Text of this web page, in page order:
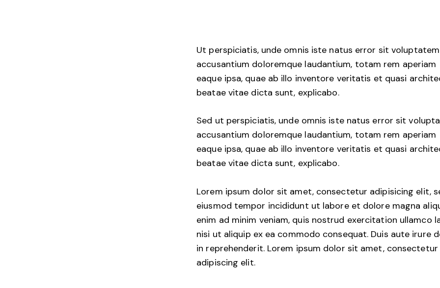
Ut perspiciatis, unde omnis iste natus error sit voluptatem
accusantium doloremque laudantium, totam rem aperiam
eaque ipsa, quae ab illo inventore veritatis et quasi
beatae vitae dicta sunt, explicabo.
Sed ut perspiciatis, unde omnis iste natus error sit
accusantium doloremque laudantium, totam rem aperiam
eaque ipsa, quae ab illo inventore veritatis et quasi
beatae vitae dicta sunt, explicabo.
Lorem ipsum dolor sit amet, consectetur adipisicing elit,
eiusmod tempor incididunt ut labore et dolore magna
enim ad minim veniam, quis nostrud exercitation ullamco
nisi ut aliquip ex ea commodo consequat. Duis aute irure
in reprehenderit. Lorem ipsum dolor sit amet, consectetur
adipiscing elit.